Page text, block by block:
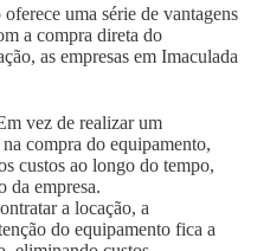
uma série de vantagens
a compra direta do
as empresas em Imaculada
vez de realizar um
compra do equipamento,
custos ao longo do tempo,
da empresa.
a locação, a
do equipamento fica a